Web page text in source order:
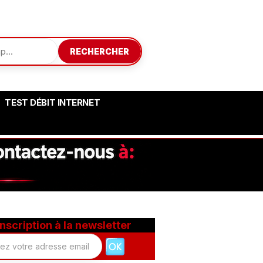
RECHERCHER
TEST DÉBIT INTERNET
à la newsletter